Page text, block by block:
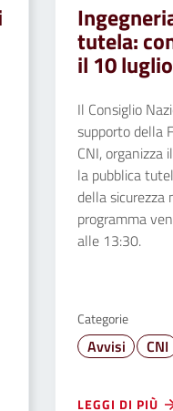
tutela:
il 10 luglio
Il Consiglio
supporto della
CNI, organizza
la pubblica
della sicurezza
programma
alle 13:30.
Categorie
Avvisi CNI
LEGGI DI PIÙ